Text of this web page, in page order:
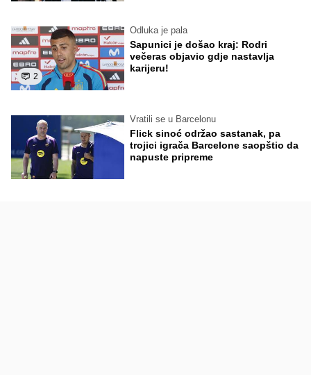
2
Odluka je pala
Sapunici je došao kraj: Rodri
večeras objavio gdje nastavlja
karijeru!
Vratili se u Barcelonu
Flick sinoć održao sastanak, pa
trojici igrača Barcelone saopštio da
napuste pripreme